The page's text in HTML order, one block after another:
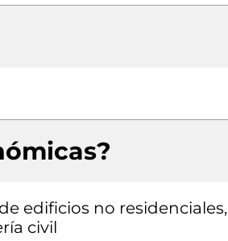
edificios no residenciales,
civil